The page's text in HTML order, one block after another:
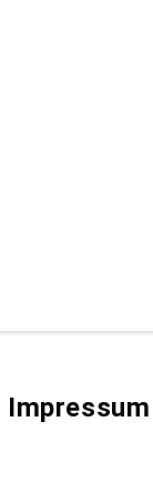
Impressum